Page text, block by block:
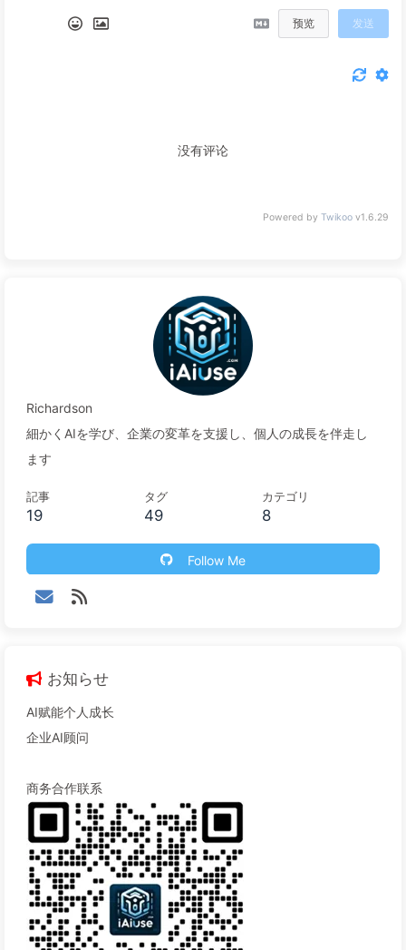
预览 发送
没有评论
Powered by Twikoo v1.6.29
Richardson
細かくAIを学び、企業の変革を支援し、個人の成長を伴走し
ます
記事
19
タグ
49
カテゴリ
8
Follow Me
お知らせ
AI赋能个人成长
企业AI顾问
商务合作联系